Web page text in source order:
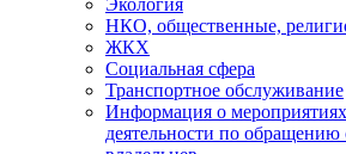
Экология
НКО, общественные,
ЖКХ
Социальная сфера
Транспортное обслуживание
Информация о
деятельности по